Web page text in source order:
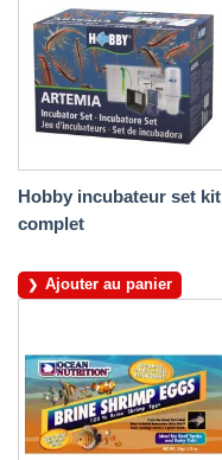
Hobby incubateur set kit
complet
Ajouter au panier